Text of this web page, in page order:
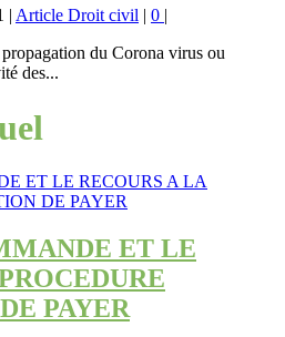
| Article Droit civil | 0 |
du Corona virus ou
des...
ET LE
PAYER